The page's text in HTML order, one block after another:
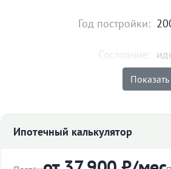
Год постройки:
Состояние:
Цена: 3
Объявление снято с
2009 года постройки, просторная
Ипотечный калькулятор